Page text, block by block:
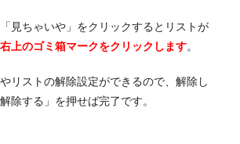
見ちゃいや」をクリックするとリストが
右上のゴミ箱マークをクリックします。
リストの解除設定ができるので、解除し
除する」を押せば完了です。